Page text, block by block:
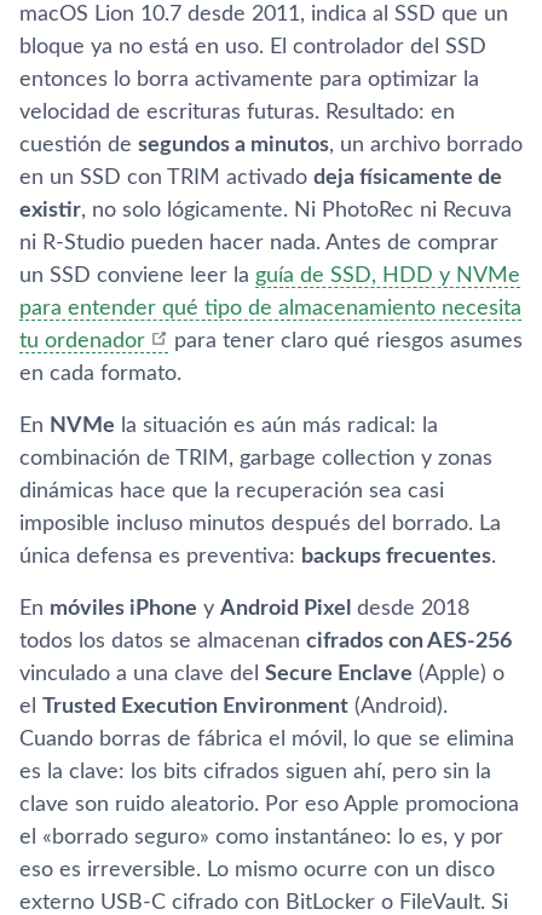
macOS Lion 10.7 desde 2011, indica al SSD que un
bloque ya no está en uso. El controlador del SSD
entonces lo borra activamente para optimizar la
velocidad de escrituras futuras. Resultado: en
cuestión de segundos a minutos, un archivo borrado
en un SSD con TRIM activado deja físicamente de
existir, no solo lógicamente. Ni PhotoRec ni Recuva
ni R-Studio pueden hacer nada. Antes de comprar
un SSD conviene leer la guía de SSD, HDD y NVMe
para entender qué tipo de almacenamiento necesita
tu ordenador
para tener claro qué riesgos asumes
en cada formato.
En NVMe la situación es aún más radical: la
combinación de TRIM, garbage collection y zonas
dinámicas hace que la recuperación sea casi
imposible incluso minutos después del borrado. La
única defensa es preventiva: backups frecuentes.
En móviles iPhone y Android Pixel desde 2018
todos los datos se almacenan cifrados con AES-256
vinculado a una clave del Secure Enclave (Apple) o
el Trusted Execution Environment (Android).
Cuando borras de fábrica el móvil, lo que se elimina
es la clave: los bits cifrados siguen ahí, pero sin la
clave son ruido aleatorio. Por eso Apple promociona
el «borrado seguro» como instantáneo: lo es, y por
eso es irreversible. Lo mismo ocurre con un disco
externo USB-C cifrado con BitLocker o FileVault. Si